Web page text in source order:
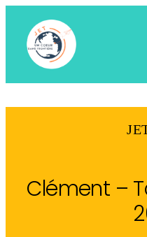
contenu
Clément –